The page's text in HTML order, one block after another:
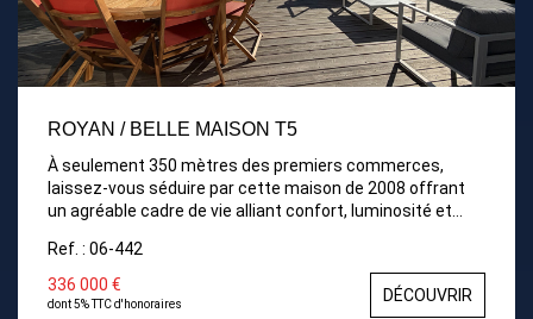
ROYAN / BELLE MAISON T5
À seulement 350 mètres des premiers commerces,
laissez-vous séduire par cette maison de 2008 offrant
un agréable cadre de vie alliant confort, luminosité et
terrasse exposée sud-ouest, Cuisine récente, aménagée
et équipée. La partie nuit propose quant à elle, quatre
chambres dont trois avec placards, ainsi que d'une salle
Ref. : 06-442
336 000 €
dont 5% TTC d'honoraires DÉCOUVRIR